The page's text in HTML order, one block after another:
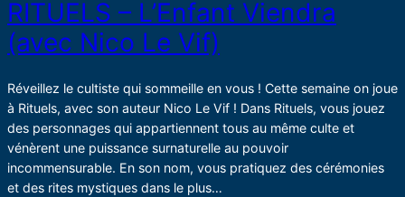
RITUELS – L’Enfant Viendra
(avec Nico Le Vif)
Réveillez le cultiste qui sommeille en vous ! Cette semaine on joue
à Rituels, avec son auteur Nico Le Vif ! Dans Rituels, vous jouez
des personnages qui appartiennent tous au même culte et
vénèrent une puissance surnaturelle au pouvoir
incommensurable. En son nom, vous pratiquez des cérémonies
et des rites mystiques dans le plus…